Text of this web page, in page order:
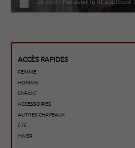
ACCÈS RAPIDES
FEMME
HOMME
ENFANT
ACCESSOIRES
AUTRES CHAPEAUX
ÉTÉ
HIVER